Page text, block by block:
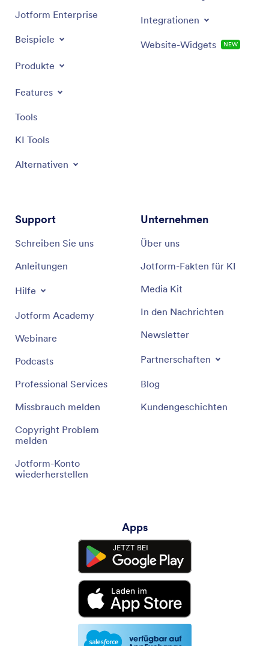
Jotform Enterprise
Beispiele
Produkte
Features
Tools
KI Tools
Alternativen
Integrationen
Website-Widgets NEW
Support
Schreiben Sie uns
Anleitungen
Hilfe
Jotform Academy
Webinare
Podcasts
Professional Services
Missbrauch melden
Copyright Problem
melden
Jotform-Konto
wiederherstellen
Unternehmen
Über uns
Jotform-Fakten für KI
Media Kit
In den Nachrichten
Newsletter
Partnerschaften
Blog
Kundengeschichten
Apps